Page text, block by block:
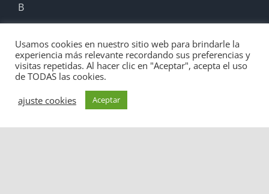
B
CONTACTAR
Móvil:+34 649686235
Email:cuidateconjulia@gmail.com
Usamos cookies en nuestro sitio web para brindarle la
experiencia más relevante recordando sus preferencias y
visitas repetidas. Al hacer clic en "Aceptar", acepta el uso
de TODAS las cookies.
ajuste cookies
Aceptar